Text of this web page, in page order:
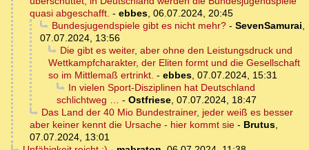
quasi abgeschafft. - ebbes, 06.07.2024, 20:45
Bundesjugendspiele gibt es nicht mehr?- SevenSamurai,
07.07.2024, 13:56
Die gibt es weiter, aber ohne den Leistungsdruck und
Wettkampfcharakter, der Eliten formt und die Gesellschaft
so im Mittlemaß ertrinkt. - ebbes, 07.07.2024, 15:31
In vielen Sport-Disziplinen hat Deutschland
schlichtweg … - Ostfriese, 07.07.2024, 18:47
Das Land der 40 Mio Bundestrainer, jeder weiß es besser
aber keiner kennt die Ursache - hier kommt sie - Brutus,
07.07.2024, 13:01